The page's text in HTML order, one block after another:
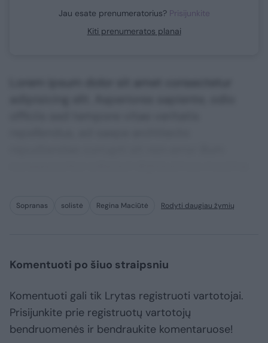
Jau esate prenumeratorius? Prisijunkite
Kiti prenumeratos planai
Sopranas solistė Regina Maciūtė Rodyti daugiau žymių
Komentuoti po šiuo straipsniu
Komentuoti gali tik Lrytas registruoti vartotojai.
Prisijunkite prie registruotų vartotojų
bendruomenės ir bendraukite komentaruose!